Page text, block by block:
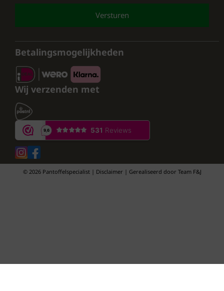
CAPTCHA
Betalingsmogelijkheden
Wij verzenden met
© 2026 Pantoffelspecialist | Disclaimer | Gerealiseerd door Team F&J